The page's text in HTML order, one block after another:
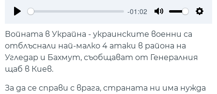
-01:02
Войната в Украйна - украинските военни са
отблъснали най-малко 4 атаки в района на
Угледар и Бахмут, съобщават от Генералния
щаб в Киев.
За да се справи с врага, страната ни има нужда